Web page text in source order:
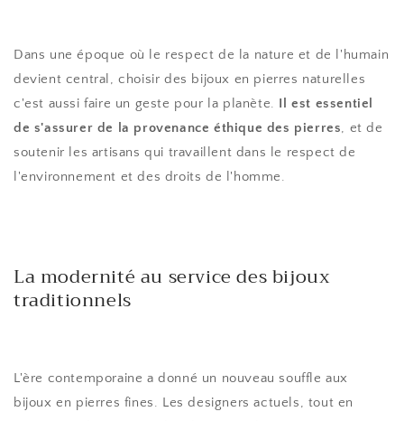
Dans une époque où le respect de la nature et de l'humain
devient central, choisir des bijoux en pierres naturelles
c'est aussi faire un geste pour la planète. Il est essentiel
de s'assurer de la provenance éthique des pierres, et de
soutenir les artisans qui travaillent dans le respect de
l'environnement et des droits de l'homme.
La modernité au service des bijoux
traditionnels
L'ère contemporaine a donné un nouveau souffle aux
bijoux en pierres fines. Les designers actuels, tout en